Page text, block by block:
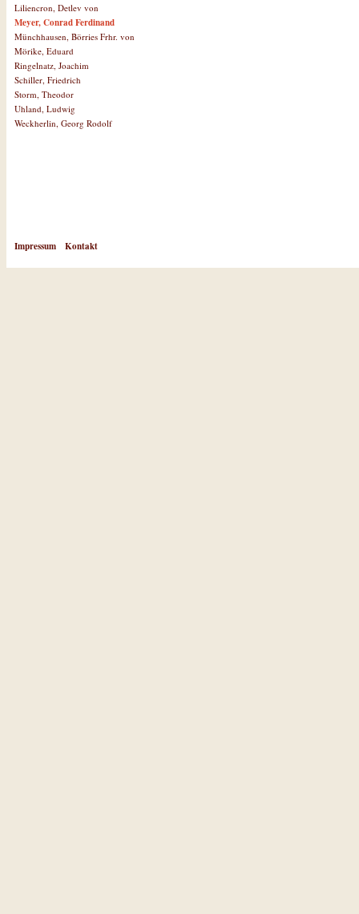
Liliencron, Detlev von
Meyer, Conrad Ferdinand
Münchhausen, Börries Frhr. von
Mörike, Eduard
Ringelnatz, Joachim
Schiller, Friedrich
Storm, Theodor
Uhland, Ludwig
Weckherlin, Georg Rodolf
Impressum Kontakt